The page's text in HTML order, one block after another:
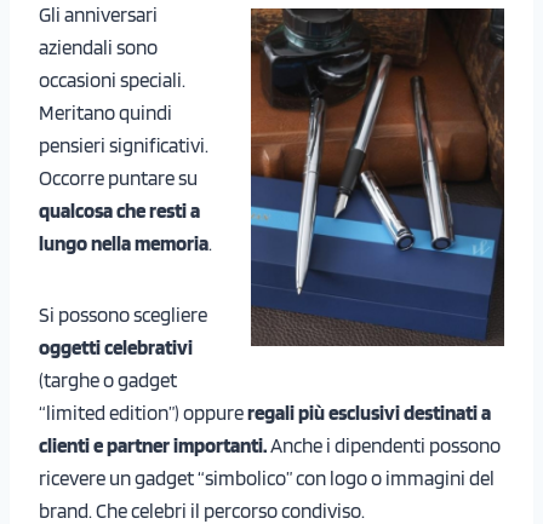
Gli anniversari
aziendali sono
occasioni speciali.
Meritano quindi
pensieri significativi.
Occorre puntare su
qualcosa che resti a
lungo nella memoria.
Si possono scegliere
oggetti celebrativi
(targhe o gadget
“limited edition”) oppureregali più esclusivi destinati a
clienti e partner importanti.Anche i dipendenti possono
ricevere un gadget “simbolico” con logo o immagini del
brand. Che celebri il percorso condiviso.